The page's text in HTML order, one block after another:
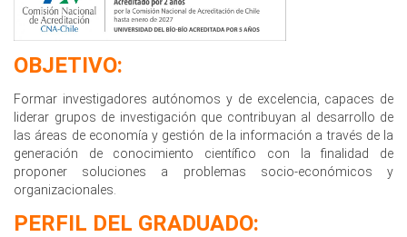
OBJETIVO:
Formar investigadores autónomos y de excelencia, capaces de
liderar grupos de investigación que contribuyan al desarrollo de
las áreas de economía y gestión de la información a través de la
generación de conocimiento científico con la finalidad de
proponer soluciones a problemas socio-económicos y
organizacionales.
PERFIL DEL GRADUADO: